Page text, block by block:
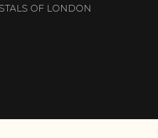
OF LONDON